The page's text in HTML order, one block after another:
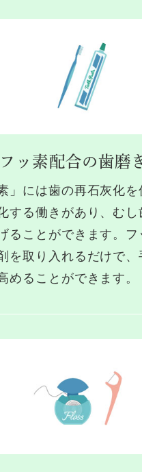
フッ素配合の歯磨
」には歯の再石灰化
する働きがあり、む
ることができます。
を取り入れるだけで
めることができます。